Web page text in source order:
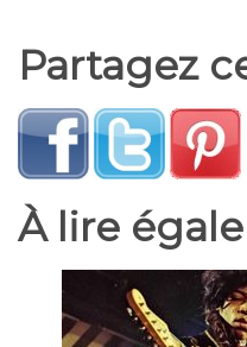
Partagez
À lire